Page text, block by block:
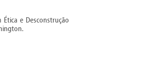
e Desconstrução